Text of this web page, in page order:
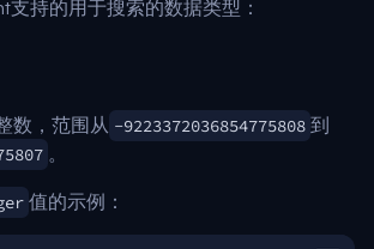
支持的用于搜索的数据类型：
数，范围从 -9223372036854775808 到
。
值的示例：